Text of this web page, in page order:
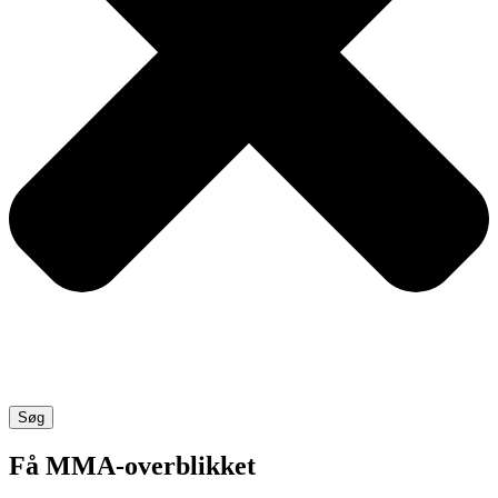
Søg
Få MMA-overblikket